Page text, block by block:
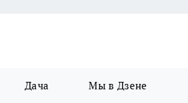
Дача Мы в Дзене